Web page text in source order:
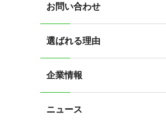
お問い合わせ
選ばれる理由
企業情報
ニュース